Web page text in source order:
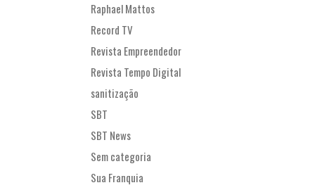
Raphael Mattos
Record TV
Revista Empreendedor
Revista Tempo Digital
sanitização
SBT
SBT News
Sem categoria
Sua Franquia